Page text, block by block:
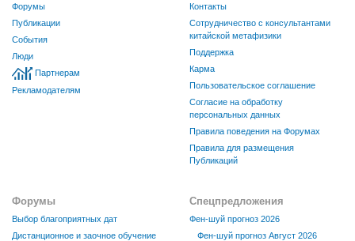
Форумы
Публикации
События
Люди
Партнерам
Рекламодателям
Контакты
Сотрудничество с консультантами
китайской метафизики
Поддержка
Карма
Пользовательское соглашение
Согласие на обработку
персональных данных
Правила поведения на Форумах
Правила для размещения
Публикаций
Форумы
Выбор благоприятных дат
Дистанционное и заочное обучение
Спецпредложения
Фен-шуй прогноз 2026
Фен-шуй прогноз Август 2026